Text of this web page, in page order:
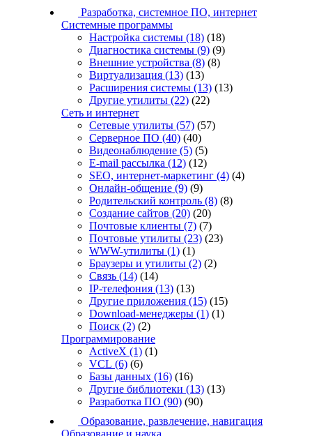
Разработка, системное ПО, интернет
Системные программы
Настройка системы (18) (18)
Диагностика системы (9) (9)
Внешние устройства (8) (8)
Виртуализация (13) (13)
Расширения системы (13) (13)
Другие утилиты (22) (22)
Сеть и интернет
Сетевые утилиты (57) (57)
Серверное ПО (40) (40)
Видеонаблюдение (5) (5)
E-mail рассылка (12) (12)
SEO, интернет-маркетинг (4) (4)
Онлайн-общение (9) (9)
Родительский контроль (8) (8)
Создание сайтов (20) (20)
Почтовые клиенты (7) (7)
Почтовые утилиты (23) (23)
WWW-утилиты (1) (1)
Браузеры и утилиты (2) (2)
Связь (14) (14)
IP-телефония (13) (13)
Другие приложения (15) (15)
Download-менеджеры (1) (1)
Поиск (2) (2)
Программирование
ActiveX (1) (1)
VCL (6) (6)
Базы данных (16) (16)
Другие библиотеки (13) (13)
Разработка ПО (90) (90)
Образование, развлечение, навигация